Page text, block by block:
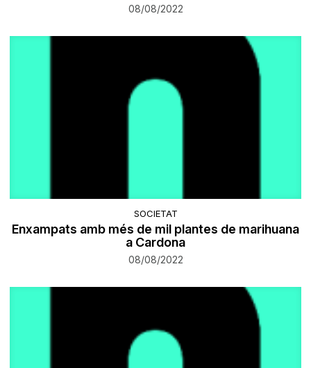
08/08/2022
SOCIETAT
Enxampats amb més de mil plantes de marihuana
a Cardona
08/08/2022